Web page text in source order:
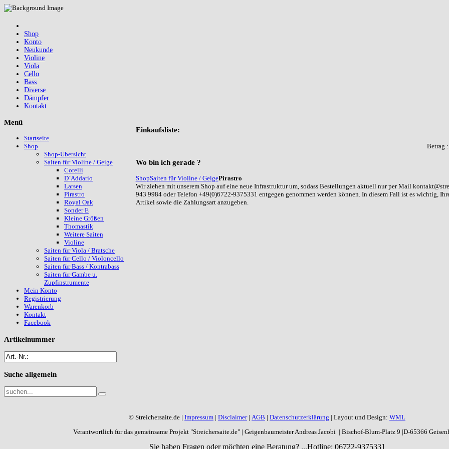
Shop
Konto
Neukunde
Violine
Viola
Cello
Bass
Diverse
Dämpfer
Kontakt
Einkaufsliste:
Betrag :
Wo bin ich gerade ?
ShopSaiten für Violine / GeigePirastro
Wir ziehen mit unserem Shop auf eine neue Infrastruktur um, sodass Bestellungen aktuell nur per Mail
943 9984 oder Telefon +49(0)6722-9375331 entgegen genommen werden können. In diesem Fall ist es wichtig,
Artikel sowie die Zahlungsart anzugeben.
Menü
Startseite
Shop
Shop-Übersicht
Saiten für Violine / Geige
Corelli
D`Addario
Larsen
Pirastro
Royal Oak
Sonder E
Kleine Größen
Thomastik
Weitere Saiten
Violine
Saiten für Viola / Bratsche
Saiten für Cello / Violoncello
Saiten für Bass / Kontrabass
Saiten für Gambe u.
Zupfinstrumente
Mein Konto
Registrierung
Warenkorb
Kontakt
Facebook
Artikelnummer
Suche allgemein
© Streichersaite.de | Impressum | Disclaimer| AGB | Datenschutzerklärung | Layout und Design: WML
Verantwortlich für das gemeinsame Projekt "Streichersaite.de" | Geigenbaumeister Andreas Jacobi | Bischof-Blum-Platz 9 |D-65366
Sie haben Fragen oder möchten eine Beratung? ...Hotline: 06722-9375331